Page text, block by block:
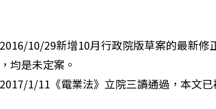
10/29新增10月行政院版草案的最新修
均是未定案。
1/11《電業法》立院三讀通過，本文已